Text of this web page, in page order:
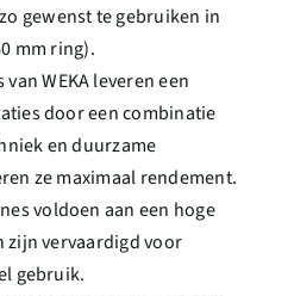
gewenst te gebruiken in
mm ring).
WEKA leveren een
door een combinatie
en duurzame
ze maximaal rendement.
voldoen aan een hoge
vervaardigd voor
gebruik.